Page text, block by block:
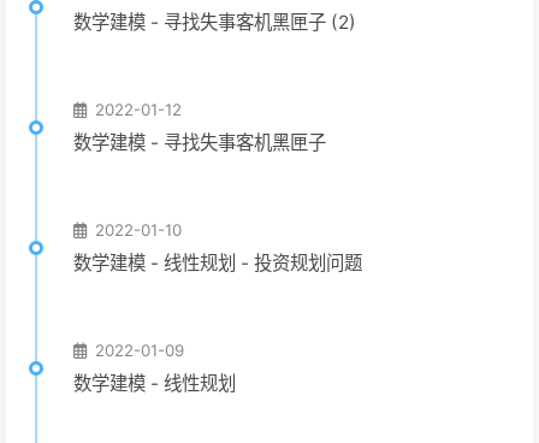
数学建模 - 寻找失事客机黑匣子 (2)
2022-01-12
数学建模 - 寻找失事客机黑匣子
2022-01-10
数学建模 - 线性规划 - 投资规划问题
2022-01-09
数学建模 - 线性规划